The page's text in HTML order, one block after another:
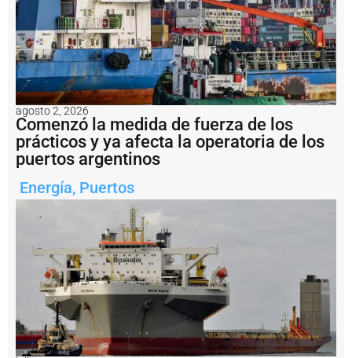
n
t
r
a
s
c
a
s
i
7
a
ñ
o
M
a
agosto 2, 2026
Comenzó la medida de fuerza de los
prácticos y ya afecta la operatoria de los
puertos argentinos
Energía, Puertos